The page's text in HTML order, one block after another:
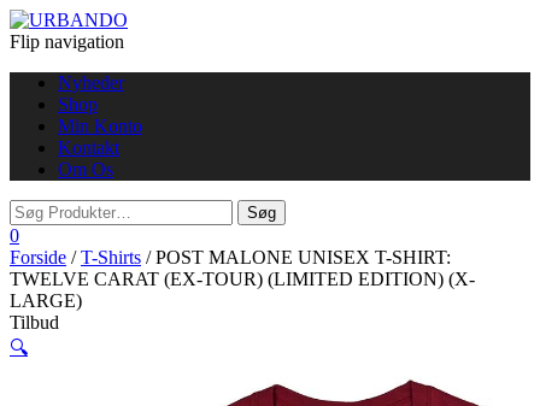
Flip navigation
Nyheder
Shop
Min Konto
Kontakt
Om Os
0
Forside /T-Shirts / POST MALONE UNISEX T-SHIRT:
TWELVE CARAT (EX-TOUR) (LIMITED EDITION) (X-
LARGE)
Tilbud
🔍